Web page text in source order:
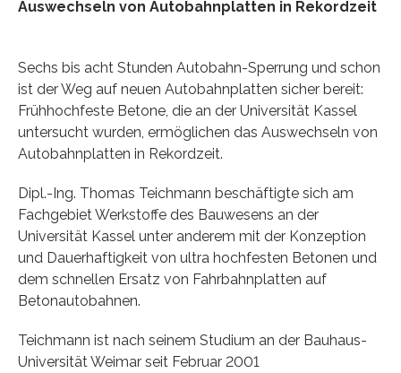
Auswechseln von Autobahnplatten in Rekordzeit
Sechs bis acht Stunden Autobahn-Sperrung und schon
ist der Weg auf neuen Autobahnplatten sicher bereit:
Frühhochfeste Betone, die an der Universität Kassel
untersucht wurden, ermöglichen das Auswechseln von
Autobahnplatten in Rekordzeit.
Dipl.-Ing. Thomas Teichmann beschäftigte sich am
Fachgebiet Werkstoffe des Bauwesens an der
Universität Kassel unter anderem mit der Konzeption
und Dauerhaftigkeit von ultra hochfesten Betonen und
dem schnellen Ersatz von Fahrbahnplatten auf
Betonautobahnen.
Teichmann ist nach seinem Studium an der Bauhaus-
Universität Weimar seit Februar 2001